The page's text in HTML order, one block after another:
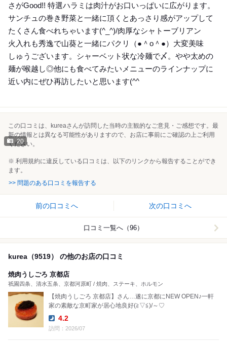
さがGood!! 特選ハラミは肉汁がお口いっぱいに広がります。
サンチュの巻き野菜と一緒に頂くとあっさり感がアップして
たくさん食べれちゃいます(^_^)/肉厚なシャトーブリアン
火入れも秀逸で山葵と一緒にパクリ（●＾o＾●）大変美味
しゅうございます。シャーベット状な冷麺で〆。やや太めの
麺が喉越し◎他にも食べてみたいメニューのラインナップに
近い内にぜひ再訪したいと思います(^^ゞ
20
この口コミは、kureaさんが訪問した当時の主観的なご意見・ご感想です。最
新の情報とは異なる可能性がありますので、お店に事前にご確認の上ご利用
ください。
※ 利用規約に違反している口コミは、以下のリンクから報告することができ
ます。
>> 問題のある口コミを報告する
前の口コミへ 次の口コミへ
口コミ一覧へ（96）
kurea（9519） の他のお店の口コミ
焼肉うしごろ 京都店
祇園四条、清水五条、京都河原町 / 焼肉、ステーキ、ホルモン
【焼肉うしごろ 京都店】さん…遂に京都にNEW OPEN♪一軒
家の素敵な京町家が居心地良好(≧▽≦)/～♡
Dinner:
4.2
訪問：2026/07